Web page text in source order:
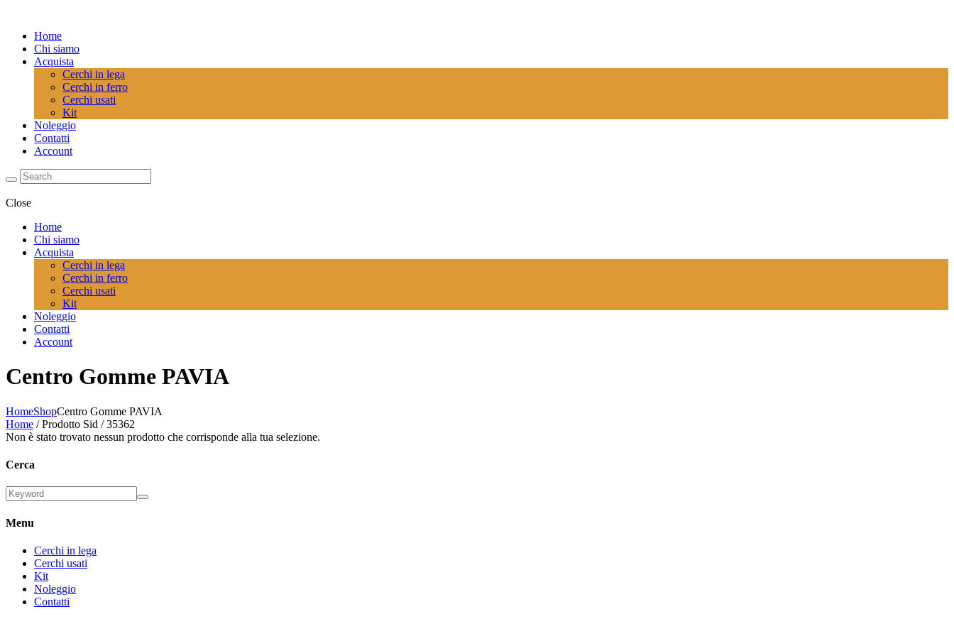
Home
Chi siamo
Acquista
Cerchi in lega
Cerchi in ferro
Cerchi usati
Kit
Noleggio
Contatti
Account
Close
Home
Chi siamo
Acquista
Cerchi in lega
Cerchi in ferro
Cerchi usati
Kit
Noleggio
Contatti
Account
Centro Gomme PAVIA
HomeShopCentro Gomme PAVIA
Home / Prodotto Sid / 35362
Non è stato trovato nessun prodotto che corrisponde alla tua selezione.
Cerca
Menu
Cerchi in lega
Cerchi usati
Kit
Noleggio
Contatti